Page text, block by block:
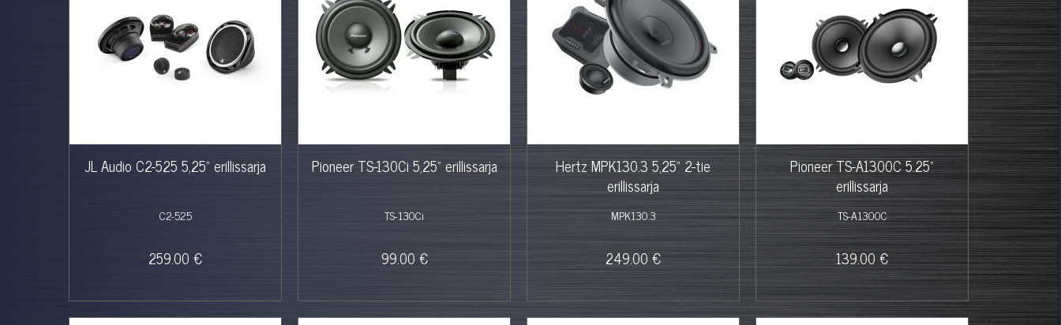
JL Audio C2-525 5,25" erillissarja
C2-525
259.00 €
Pioneer TS-130Ci 5,25" erillissarja
TS-130Ci
99.00 €
Hertz MPK130.3 5,25" 2-tie
erillissarja
MPK130.3
249.00 €
Pioneer TS-A1300C 5.25"
erillissarja
TS-A1300C
139.00 €